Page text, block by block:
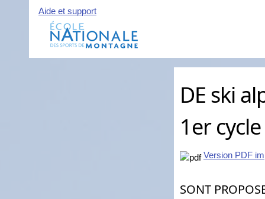
Aide et support
DE ski
1er cycle
Version PDF
SONT